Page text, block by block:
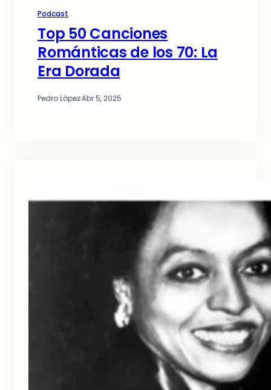
Podcast
Top 50 Canciones
Románticas de los 70: La
Era Dorada
Pedro López·Abr 5, 2025